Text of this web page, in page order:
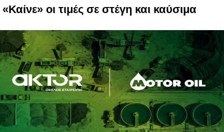
«Καίνε» οι τιμές σε στέγη και καύσιμα